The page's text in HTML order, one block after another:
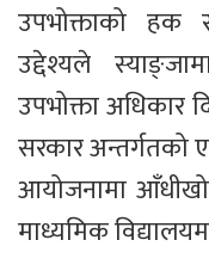
उपभोक्ताको हक
उद्देश्यले
उपभोक्ता अधिकार
सरकार अन्तर्गतको
आयोजनामा
माध्यमिक